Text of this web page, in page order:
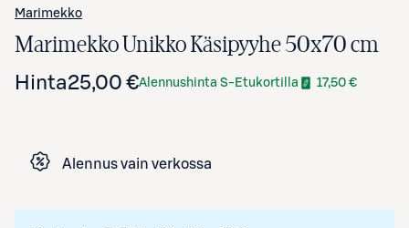
Marimekko
Marimekko Unikko Käsipyyhe 50x70 cm
Hinta25,00 €Alennushinta S-Etukortilla 17,50 €
Alennus vain verkossa